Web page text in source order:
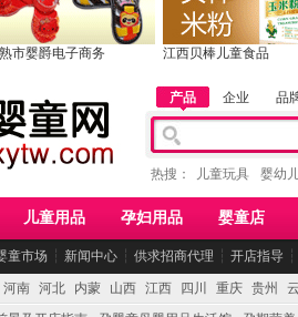
市婴爵电子商务 江西贝棒儿童食品
产品 企业 品
热搜： 儿童玩具 婴幼
儿童用品 孕妇用品 婴童店
童市场 ┆ 新闻中心 ┆ 供求招商代理 ┆ 开店指导 ┆
河南 河北 内蒙 山西 江西 四川 重庆 贵州